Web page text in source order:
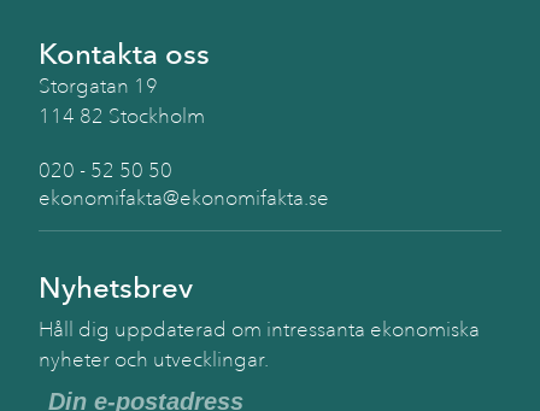
Kontakta oss
Storgatan 19
114 82 Stockholm
020 - 52 50 50
ekonomifakta@ekonomifakta.se
Nyhetsbrev
Håll dig uppdaterad om intressanta ekonomiska
nyheter och utvecklingar.